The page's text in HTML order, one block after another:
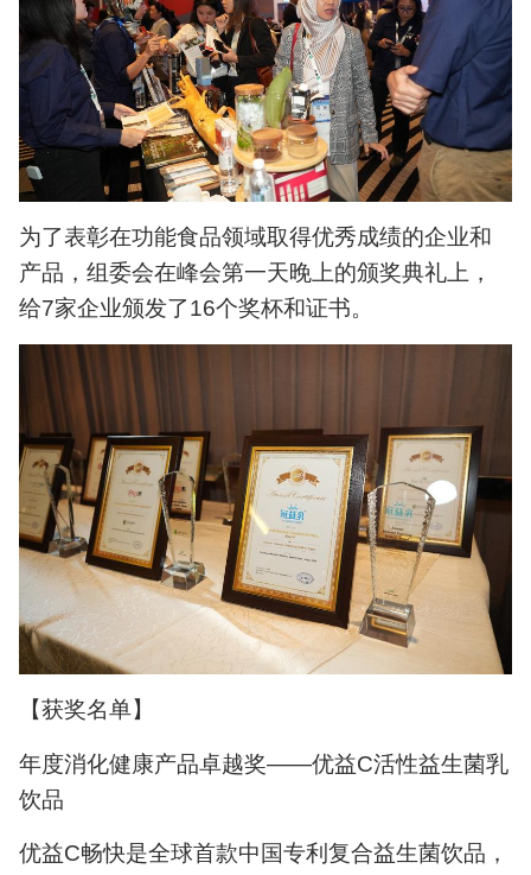
为了表彰在功能食品领域取得优秀成绩的企业和
产品，组委会在峰会第一天晚上的颁奖典礼上，
给7家企业颁发了16个奖杯和证书。
【获奖名单】
年度消化健康产品卓越奖——优益C活性益生菌乳
饮品
优益C畅快是全球首款中国专利复合益生菌饮品，